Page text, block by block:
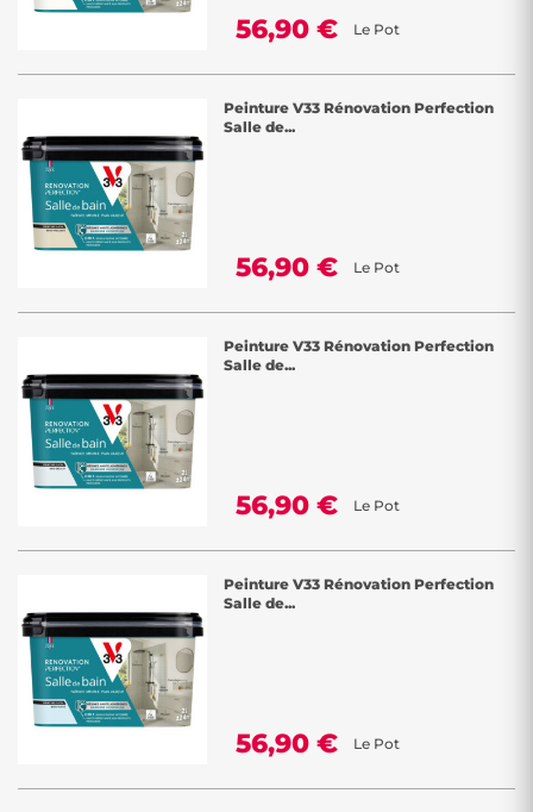
56,90 € Le Pot
Peinture V33 Rénovation Perfection
Salle de...
56,90 € Le Pot
Peinture V33 Rénovation Perfection
Salle de...
56,90 € Le Pot
Peinture V33 Rénovation Perfection
Salle de...
56,90 € Le Pot